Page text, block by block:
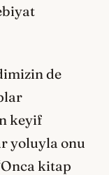
de
keyif
yoluyla onu
kitap